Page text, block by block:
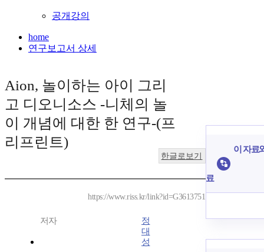
공개강의
home
연구보고서 상세
Aion, 놀이하는 아이 그리
고 디오니소스 -니체의 놀
이 개념에 대한 한 연구-(프
리프린트)
한글로보기
https://www.riss.kr/link?id=G3613751
저자
정
대
성
이 자료
료